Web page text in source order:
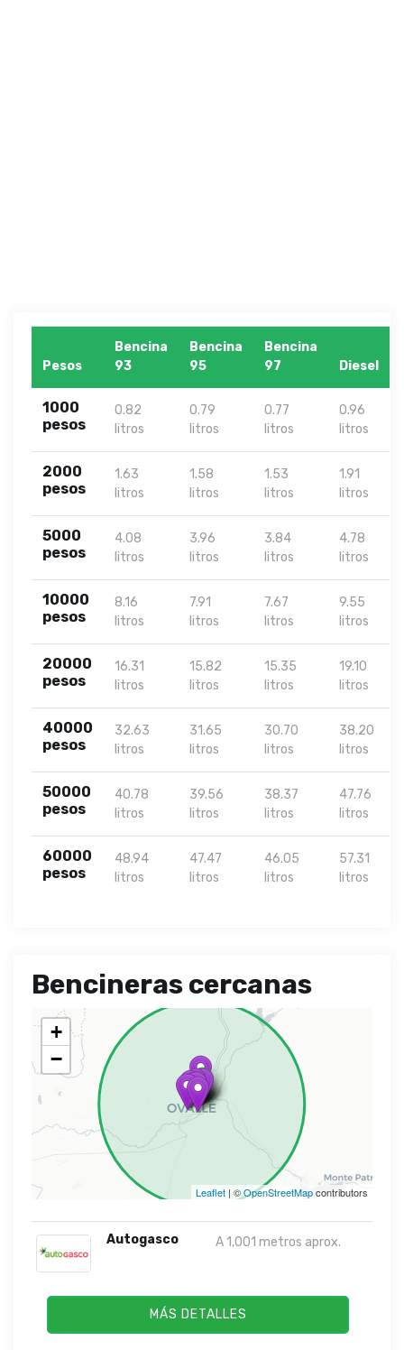
Pesos
Bencina
93
Bencina
95
Bencina
97
Diesel
1000
pesos
0.82
litros
0.79
litros
0.77
litros
0.96
litros
2000
pesos
1.63
litros
1.58
litros
1.53
litros
1.91
litros
5000
pesos
4.08
litros
3.96
litros
3.84
litros
4.78
litros
10000
pesos
8.16
litros
7.91
litros
7.67
litros
9.55
litros
20000
pesos
16.31
litros
15.82
litros
15.35
litros
19.10
litros
40000
pesos
32.63
litros
31.65
litros
30.70
litros
38.20
litros
50000
pesos
40.78
litros
39.56
litros
38.37
litros
47.76
litros
60000
pesos
48.94
litros
47.47
litros
46.05
litros
57.31
litros
Bencineras cercanas
+
−
Leaflet | ©OpenStreetMapcontributors
Autogasco A 1,001 metros aprox.
MÁS DETALLES